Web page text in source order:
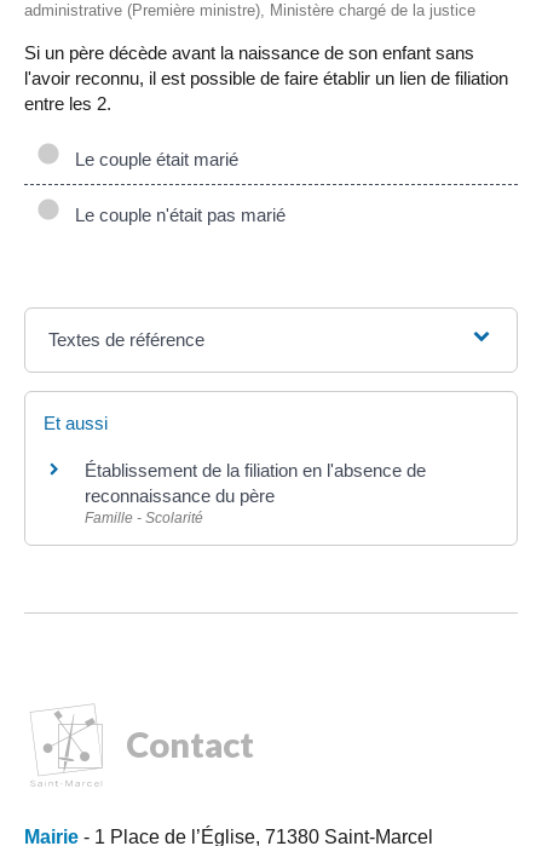
administrative (Première ministre), Ministère chargé de la justice
Si un père décède avant la naissance de son enfant sans
l'avoir reconnu, il est possible de faire établir un lien de filiation
entre les 2.
Le couple était marié
Le couple n'était pas marié
Textes de référence
Et aussi
Établissement de la filiation en l'absence de
reconnaissance du père
Famille - Scolarité
Contact
Mairie - 1 Place de l’Église, 71380 Saint-Marcel